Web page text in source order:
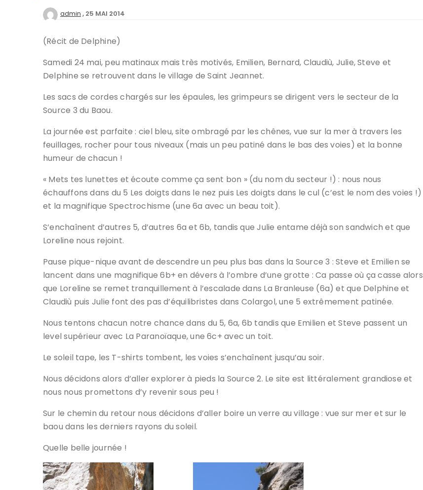
officiel sur Spond
Programme des cours
admin 25 MAI 2014
(Récit de Delphine)
Samedi 24 mai, peu matinaux mais très motivés, Emilien, Bernard, Claudiù, Julie, Steve et
Delphine se retrouvent dans le village de Saint Jeannet.
Les sacs de cordes chargés sur les épaules, les grimpeurs se dirigent vers le secteur de la
Source 3 du Baou.
La journée est parfaite : ciel bleu, site ombragé par les chênes, vue sur la mer à travers les
feuillages, rocher pour tous niveaux (mais un peu patiné dans le bas des voies) et la bonne
humeur de chacun !
« Mets tes lunettes et écoute comme ça sent bon » (du nom du secteur !) : nous nous
échauffons dans du 5 Les doigts dans le nez puis Les doigts dans le cul (c’est le nom des voies !)
et la magnifique Spectrochisme (une 6a avec un beau toit).
S’enchaînent d’autres 5, d’autres 6a et 6b, tandis que Julie entame déjà son sandwich et que
Loreline nous rejoint.
Pause pique-nique avant de descendre un peu plus bas dans la Source 3 : Steve et Emilien se
lancent dans une magnifique 6b+ en dévers à l’ombre d’une grotte : Ca passe où ça casse alors
que Loreline se remet tranquillement à l’escalade dans La Branleuse (6a) et que Delphine et
Claudiù puis Julie font des pas d’équilibristes dans Colargol, une 5 extrêmement patinée.
Nous tentons chacun notre chance dans du 5, 6a, 6b tandis que Emilien et Steve passent un
level supérieur avec La Paranoïaque, une 6c+ avec un toit.
Le soleil tape, les T-shirts tombent, les voies s’enchaînent jusqu’au soir.
Nous décidons alors d’aller explorer à pieds la Source 2. Le site est littéralement grandiose et
nous nous promettons d’y revenir sous peu !
Sur le chemin du retour nous décidons d’aller boire un verre au village : vue sur mer et sur le
baou dans les derniers rayons du soleil.
Quelle belle journée !